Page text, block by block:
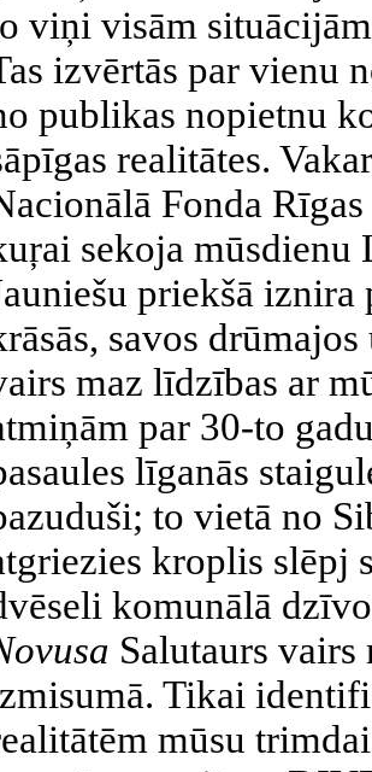
viņi visām
izvērtās par vienu
publikas nopietnu
realitātes.
Fonda
sekoja mūsdienu
priekšā iznira
savos
maz līdzības ar
par 30-to
līganās
to vietā no
kroplis slēpj
komunālā
Salutaurs vairs
Tikai
mūsu